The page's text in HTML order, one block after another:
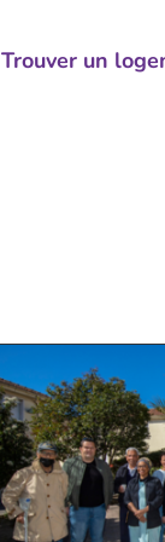
Trouver un
Trouver un